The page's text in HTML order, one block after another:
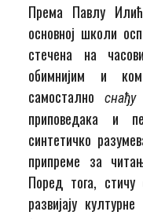
Према Павлу
основној школи
стечена на
обимнијим и
самосталноснађу
приповедака и
синтетичко
припреме за
Поред тога,
развијају